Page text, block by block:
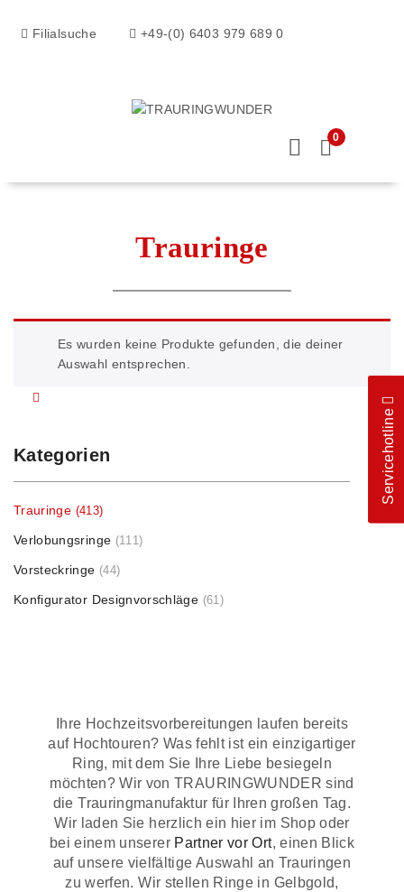
Filialsuche +49-(0) 6403 979 689 0
0
Trauringe
Es wurden keine Produkte gefunden, die deiner
Auswahl entsprechen.
Kategorien
Trauringe (413)
Verlobungsringe (111)
Vorsteckringe (44)
Konfigurator Designvorschläge (61)
Ihre Hochzeitsvorbereitungen laufen bereits
auf Hochtouren? Was fehlt ist ein einzigartiger
Ring, mit dem Sie Ihre Liebe besiegeln
möchten? Wir von TRAURINGWUNDER sind
die Trauringmanufaktur für Ihren großen Tag.
Wir laden Sie herzlich ein hier im Shop oder
bei einem unserer Partner vor Ort, einen Blick
auf unsere vielfältige Auswahl an Trauringen
zu werfen. Wir stellen Ringe in Gelbgold,
Servicehotline